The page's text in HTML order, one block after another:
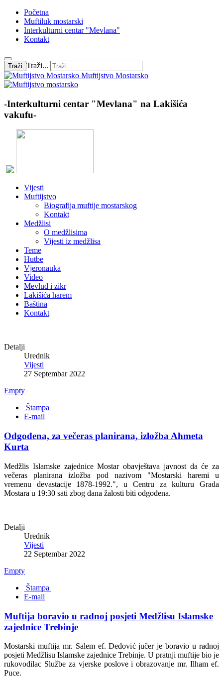
Početna
Muftiluk mostarski
Interkulturni centar "Mevlana"
Kontakt
Traži Traži...
Muftijstvo Mostarsko
-Interkulturni centar "Mevlana" na Lakišića
vakufu-
Vijesti
Muftijstvo
Biografija muftije mostarskog
Kontakt
Medžlisi
O medžlisima
Vijesti iz medžlisa
Teme
Hutbe
Vjeronauka
Video
Mevlud i zikr
Lakišića harem
Baština
Kontakt
Detalji
Urednik
Vijesti
27 Septembar 2022
Empty
Štampa
E-mail
Odgođena, za večeras planirana, izložba Ahmeta
Kurta
Medžlis Islamske zajednice Mostar obavještava javnost da će za
večeras planirana izložba pod nazivom "Mostarski haremi u
vremenu devastacije 1878-1992.", u Centru za kulturu Grada
Mostara u 19:30 sati zbog dana žalosti biti odgođena.
Detalji
Urednik
Vijesti
22 Septembar 2022
Empty
Štampa
E-mail
Muftija boravio u radnoj posjeti Medžlisu Islamske
zajednice Trebinje
Mostarski muftija mr. Salem ef. Dedović jučer je boravio u radnoj
posjeti Medžlisu Islamske zajednice Trebinje. U pratnji muftije bio je
rukovodilac Službe za vjerske poslove i obrazovanje mr. Ilham ef.
Puce.